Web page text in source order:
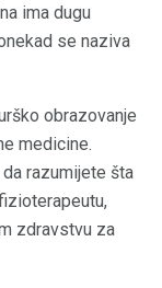
ima dugu
se naziva
obrazovanje
medicine.
razumijete šta
zdravstvu za